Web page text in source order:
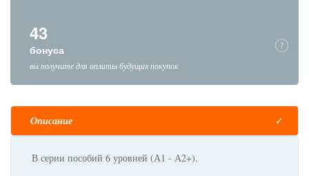
43
бонуса
вы получите для оплаты будущих покупок
Описание
В серии пособий 6 уровней (А1 - А2+).